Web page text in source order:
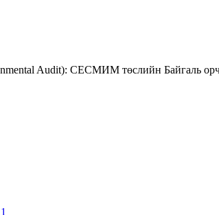
Audit): СЕСМИМ төслийн Байгаль
1